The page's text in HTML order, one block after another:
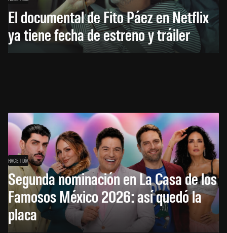
El documental de Fito Páez en Netflix
ya tiene fecha de estreno y tráiler
HACE 1 DÍA
Segunda nominación en La Casa de los
Famosos México 2026: así quedó la
placa